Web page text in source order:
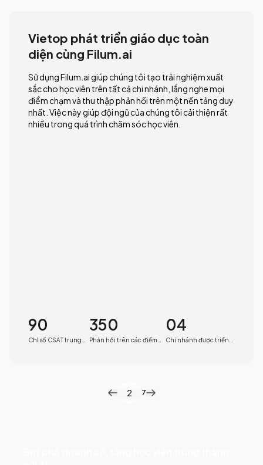
Vietop phát triển giáo dục toàn
diện cùng Filum.ai
Sử dụng Filum.ai giúp chúng tôi tạo trải nghiệm xuất
sắc cho học viên trên tất cả chi nhánh, lắng nghe mọi
điểm chạm và thu thập phản hồi trên một nền tảng duy
nhất. Việc này giúp đội ngũ của chúng tôi cải thiện rất
nhiều trong quá trình chăm sóc học viên.
90
Chỉ số CSAT trung
350
Phản hồi trên các điểm
04
Chi nhánh được triển
2 7